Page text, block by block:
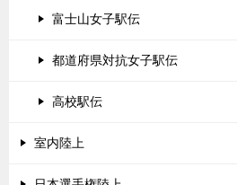
富士山女子駅伝
都道府県対抗女子駅伝
高校駅伝
室内陸上